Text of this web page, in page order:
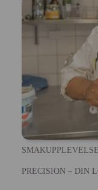
PRECISION – DIN